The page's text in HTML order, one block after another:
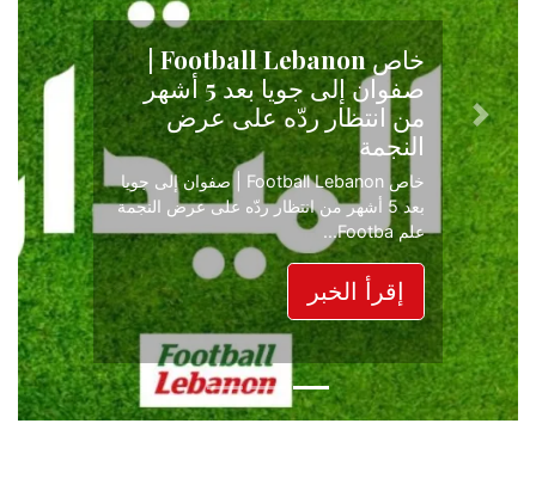
حكاية نجاح تبدأ من جبل
محسن وتنتهي في الدرجة
الأولى
بعد موسم حافل بالإثارة والصراع في دوري
الدرجة الثانية، نجح الإخاء الأهلي عاليه في
حسم ل...
إقرأ الخبر
Previous
Next